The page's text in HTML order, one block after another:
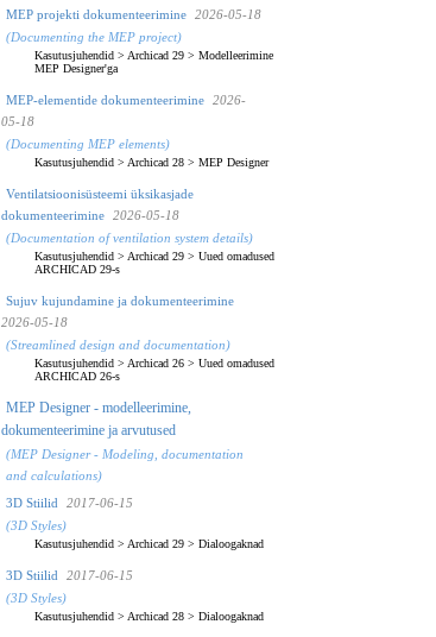
MEP projekti dokumenteerimine
2026-05-18
(Documenting the MEP project)
Kasutusjuhendid > Archicad 29 > Modelleerimine
MEP Designer'ga
MEP-elementide dokumenteerimine
2026-
05-18
(Documenting MEP elements)
Kasutusjuhendid > Archicad 28 > MEP Designer
Ventilatsioonisüsteemi üksikasjade
dokumenteerimine
2026-05-18
(Documentation of ventilation system details)
Kasutusjuhendid > Archicad 29 > Uued omadused
ARCHICAD 29-s
Sujuv kujundamine ja dokumenteerimine
2026-05-18
(Streamlined design and documentation)
Kasutusjuhendid > Archicad 26 > Uued omadused
ARCHICAD 26-s
MEP Designer - modelleerimine,
dokumenteerimine ja arvutused
(MEP Designer - Modeling, documentation
and calculations)
3D Stiilid
2017-06-15
(3D Styles)
Kasutusjuhendid > Archicad 29 > Dialoogaknad
3D Stiilid
2017-06-15
(3D Styles)
Kasutusjuhendid > Archicad 28 > Dialoogaknad